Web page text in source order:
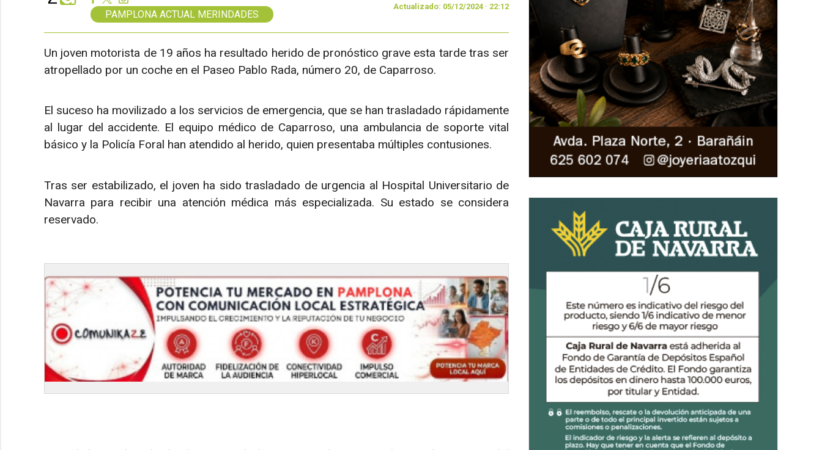
PAMPLONA ACTUAL MERINDADES
Actualizado: 05/12/2024 · 22:12
Un joven motorista de 19 años ha resultado herido de pronóstico grave esta tarde tras ser
atropellado por un coche en el Paseo Pablo Rada, número 20, de Caparroso.
El suceso ha movilizado a los servicios de emergencia, que se han trasladado rápidamente
al lugar del accidente. El equipo médico de Caparroso, una ambulancia de soporte vital
básico y la Policía Foral han atendido al herido, quien presentaba múltiples contusiones.
Tras ser estabilizado, el joven ha sido trasladado de urgencia al Hospital Universitario de
Navarra para recibir una atención médica más especializada. Su estado se considera
reservado.